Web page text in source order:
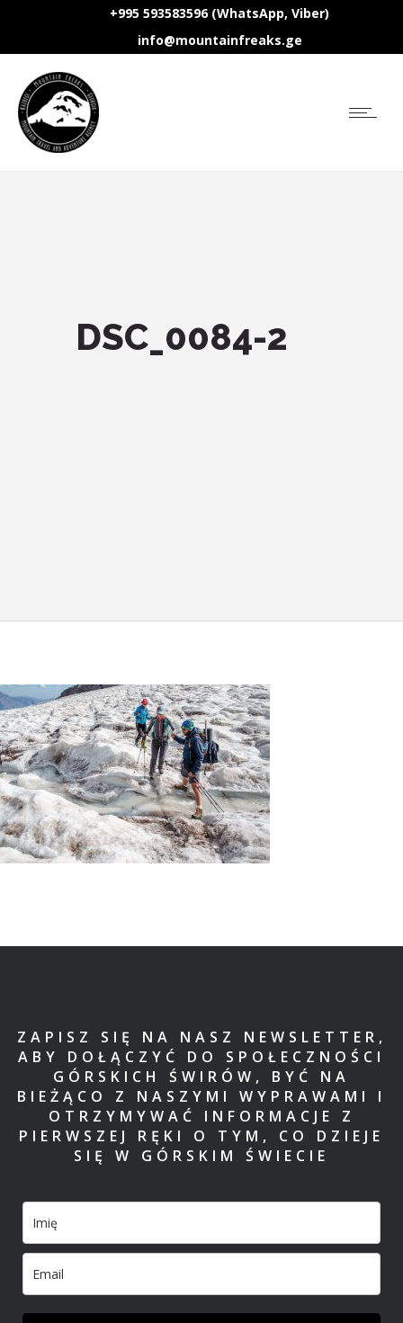
+995 593583596 (WhatsApp, Viber)
info@mountainfreaks.ge
DSC_0084-2
ZAPISZ SIĘ NA NASZ NEWSLETTER,
ABY DOŁĄCZYĆ DO SPOŁECZNOŚCI
GÓRSKICH ŚWIRÓW, BYĆ NA
BIEŻĄCO Z NASZYMI WYPRAWAMI I
OTRZYMYWAĆ INFORMACJE Z
PIERWSZEJ RĘKI O TYM, CO DZIEJE
SIĘ W GÓRSKIM ŚWIECIE